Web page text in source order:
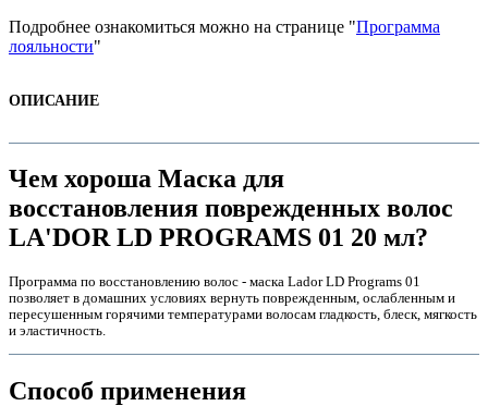
Подробнее ознакомиться можно на странице "Программа
лояльности"
ОПИСАНИЕ
Чем хороша Маска для
восстановления поврежденных волос
LA'DOR LD PROGRAMS 01 20 мл?
Программа по восстановлению волос - маска Lador LD Programs 01
позволяет в домашних условиях вернуть поврежденным, ослабленным и
пересушенным горячими температурами волосам гладкость, блеск, мягкость
и эластичность.
Способ применения